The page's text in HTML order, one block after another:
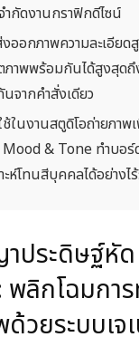
ำกัดงานกราฟิกดีไซน์
ออกภาพความละเอียด
ตภาพพร้อมกันได้สูงสุด
จากคำสั่งเดียว
ในงานสตูดิโอถ่ายภาพ
& Tone ทำบอร์
ะห์โทนสีบุคคลได้อย่างไ
ประดิษฐ์หัด
พลิกโฉมกา
วยระบบเจ